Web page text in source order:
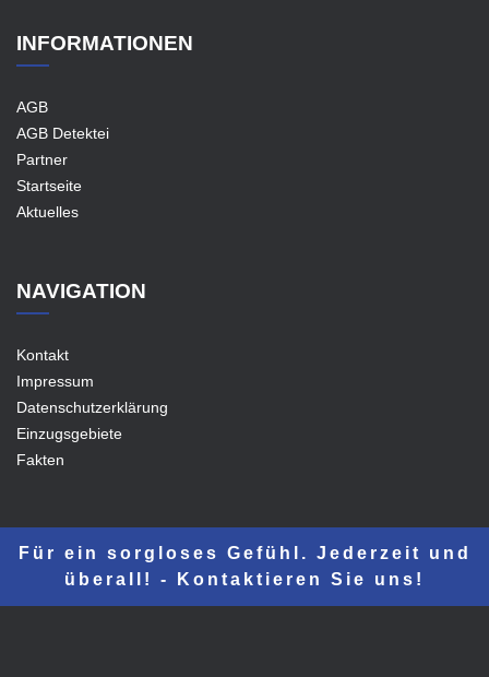
INFORMATIONEN
AGB
AGB Detektei
Partner
Startseite
Aktuelles
NAVIGATION
Kontakt
Impressum
Datenschutzerklärung
Einzugsgebiete
Fakten
Für ein sorgloses Gefühl. Jederzeit und
überall! - Kontaktieren Sie uns!